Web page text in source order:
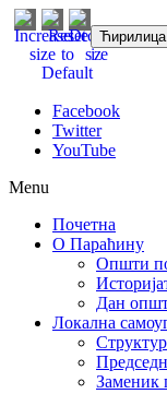
Ћирилица
Facebook
Twitter
YouTube
Menu
Почетна
О Параћину
Општи
Дан
Локална
Заменик